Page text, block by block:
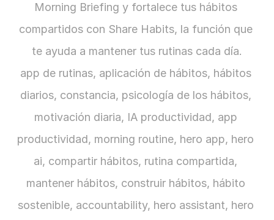
Morning Briefing y fortalece tus hábitos
compartidos con Share Habits, la función que
te ayuda a mantener tus rutinas cada día.
app de rutinas, aplicación de hábitos, hábitos
diarios, constancia, psicología de los hábitos,
motivación diaria, IA productividad, app
productividad, morning routine, hero app, hero
ai, compartir hábitos, rutina compartida,
mantener hábitos, construir hábitos, hábito
sostenible, accountability, hero assistant, hero